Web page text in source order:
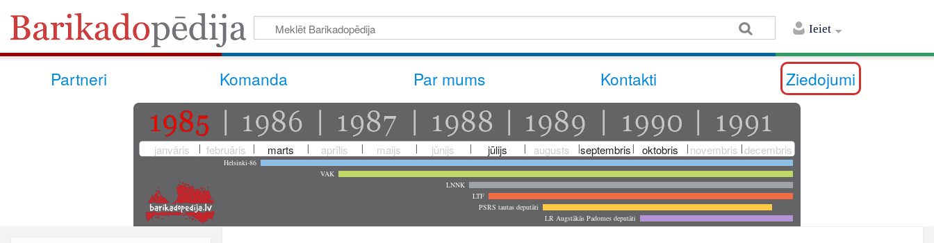
Ieiet
Partneri Komanda Par mums Kontakti Ziedojumi
janvāris februāris marts aprīlis maijs jūnijs jūlijs augusts septembris oktobris novembris decembris
Helsinki-86
VAK
LNNK
LTF
PSRS tautas deputāti
LR Augstākās Padomes deputāti